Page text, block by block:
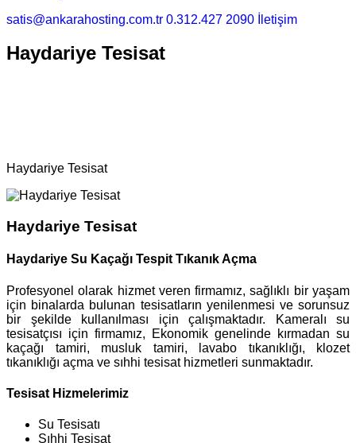
satis@ankarahosting.com.tr 0.312.427 2090 İletişim
Haydariye Tesisat
Haydariye Tesisat
Haydariye Tesisat
Haydariye Su Kaçağı Tespit Tıkanık Açma
Profesyonel olarak hizmet veren firmamız, sağlıklı bir yaşam
için binalarda bulunan tesisatların yenilenmesi ve sorunsuz
bir şekilde kullanılması için çalışmaktadır. Kameralı su
tesisatçısı için firmamız, Ekonomik genelinde kırmadan su
kaçağı tamiri, musluk tamiri, lavabo tıkanıklığı, klozet
tıkanıklığı açma ve sıhhi tesisat hizmetleri sunmaktadır.
Tesisat Hizmelerimiz
Su Tesisatı
Sıhhi Tesisat